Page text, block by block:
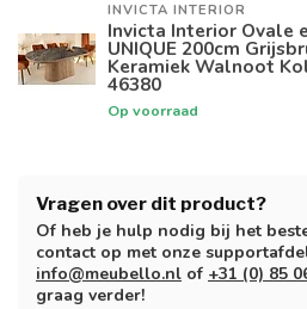
INVICTA INTERIOR
Invicta Interior Ovale
UNIQUE 200cm
Keramiek Walnoot
46380
Op voorraad
Vragen over dit product?
Of heb je hulp nodig bij het
contact op met onze
info@meubello.nl of +31 (0) 85
graag verder!